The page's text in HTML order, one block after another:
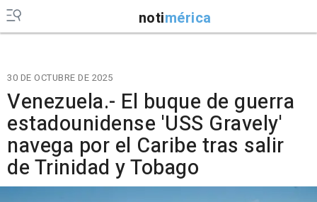
notimérica
30 DE OCTUBRE DE 2025
Venezuela.- El buque de guerra
estadounidense 'USS Gravely'
navega por el Caribe tras salir
de Trinidad y Tobago